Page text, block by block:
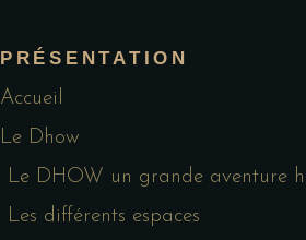
PRÉSENTATION
Accueil
Le Dhow
Le DHOW un grande aventure
Les différents espaces